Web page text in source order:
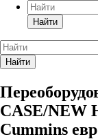
Найти
Найти
CASE/NEW
Cummins